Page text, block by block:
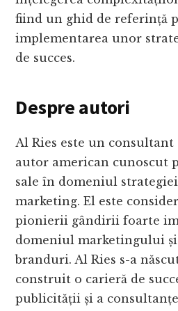
fiind un ghid de referință
implementarea unor
de succes.
Despre autori
Al Ries este un consultant
autor american cunoscut
sale în domeniul
marketing. El este
pionierii gândirii foarte
domeniul marketingului
branduri. Al Ries s-a
construit o carieră de
publicității și a